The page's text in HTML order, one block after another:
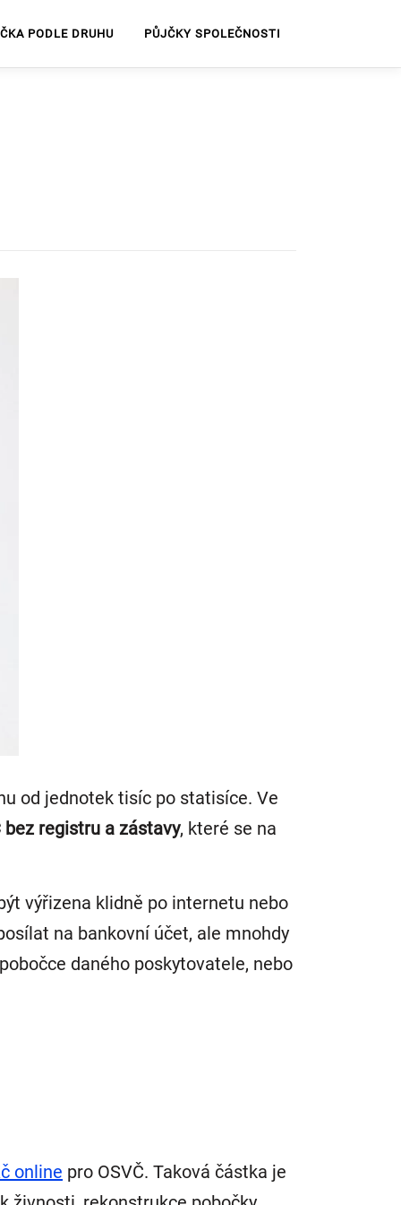
PODLE DRUHU PŮJČKY SPOLEČNOSTI
od jednotek tisíc po statisíce. Ve
bez registru a zástavy, které se na
výřizena klidně po internetu nebo
na bankovní účet, ale mnohdy
daného poskytovatele, nebo
online pro OSVČ. Taková částka je